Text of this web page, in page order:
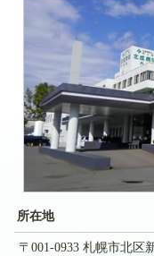
所在地
〒001-0933 札幌市北区